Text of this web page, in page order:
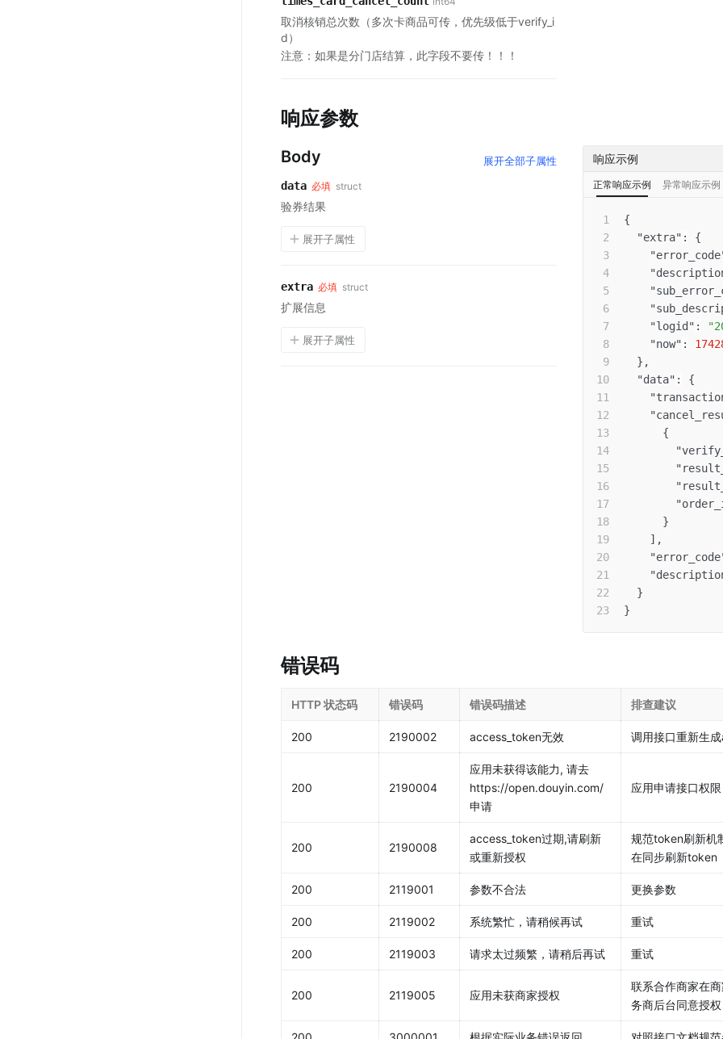
取消核销总次数（多次卡商品可传，优先级低于verify_i
d）
注意：如果是分门店结算，此字段不要传！！！
响应参数
Body 展开全部子属性
data 必填 struct
验券结果
展开子属性
extra 必填 struct
扩展信息
展开子属性
响应示例
正常响应示例 异常响应示例
{
"extra" :
{
"logid" :
"now" :
} ,
"data" :
{
{
}
] ,
}
}
错误码
HTTP 状态码 错误码 错误码描述 排查建议
200 2190002 access_token无效 调用接口重新生
200 2190004
应用未获得该能力, 请去
https://open.douyin.com/
申请
应用申请接口权限
200 2190008
access_token过期,请刷新
或重新授权
规范token刷新机
在同步刷新token
200 2119001 参数不合法 更换参数
200 2119002 系统繁忙，请稍候再试 重试
200 2119003 请求太过频繁，请稍后再试 重试
200 2119005 应用未获商家授权
联系合作商家在
务商后台同意授权